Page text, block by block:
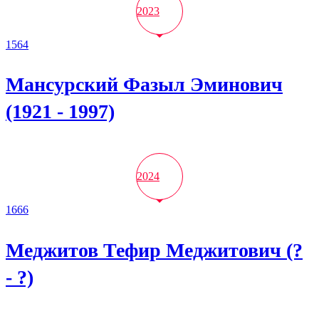
2023
1564
Мансурский Фазыл Эминович
(1921 - 1997)
2024
1666
Меджитов Тефир Меджитович (?
- ?)